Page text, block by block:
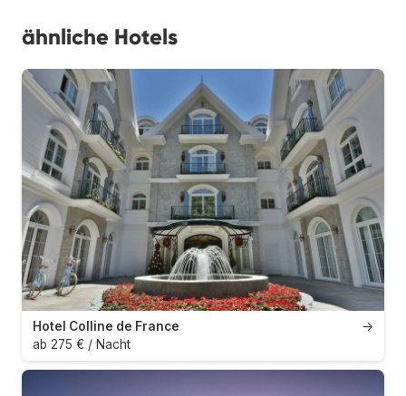
ähnliche Hotels
→
Hotel Colline de France
ab 275 € / Nacht